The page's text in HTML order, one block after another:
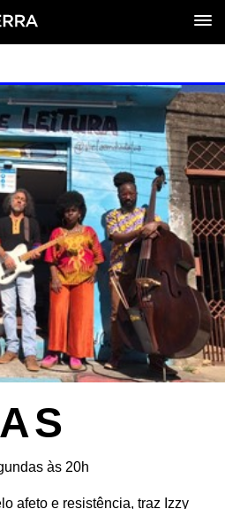
às 20h
afeto e resistência, traz Izzy